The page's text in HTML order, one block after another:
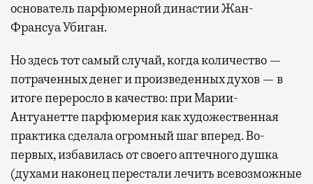
основатель парфюмерной династии Жан-
Франсуа Убиган.
Но здесь тот самый случай, когда количество —
потраченных денег и произведенных духов — в
итоге переросло в качество: при Марии-
Антуанетте парфюмерия как художественная
практика сделала огромный шаг вперед. Во-
первых, избавилась от своего аптечного душка
(духами наконец перестали лечить всевозможные